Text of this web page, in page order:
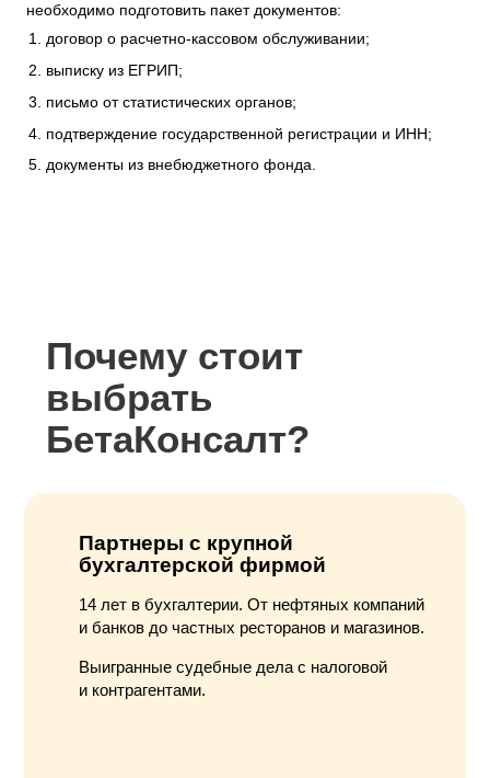
необходимо подготовить пакет документов:
договор о расчетно-кассовом обслуживании;
выписку из ЕГРИП;
письмо от статистических органов;
подтверждение государственной регистрации и ИНН;
документы из внебюджетного фонда.
Почему стоит
выбрать
БетаКонсалт?
Партнеры с крупной
бухгалтерской фирмой
14 лет в бухгалтерии. От нефтяных компаний
и банков до частных ресторанов и магазинов.
Выигранные судебные дела с налоговой
и контрагентами.